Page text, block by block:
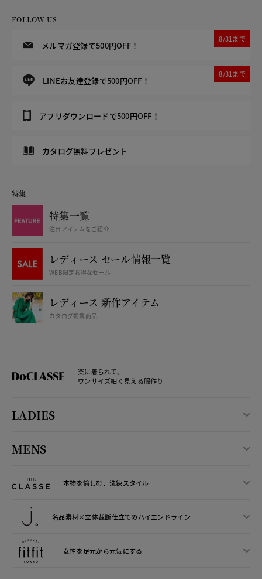
FOLLOW US
メルマガ登録で500円OFF！
8/31まで
LINEお友達登録で500円OFF！
8/31まで
アプリダウンロードで500円OFF！
カタログ無料プレゼント
特集
特集一覧
注目アイテムをご紹介
レディース セール情報一覧
WEB限定お得なセール
レディース 新作アイテム
カタログ掲載商品
楽に着られて、
ワンサイズ細く見える服作り
LADIES
MENS
本物を愉しむ、洗練スタイル
名品素材×立体裁断仕立てのハイエンドライン
女性を足元から元気にする